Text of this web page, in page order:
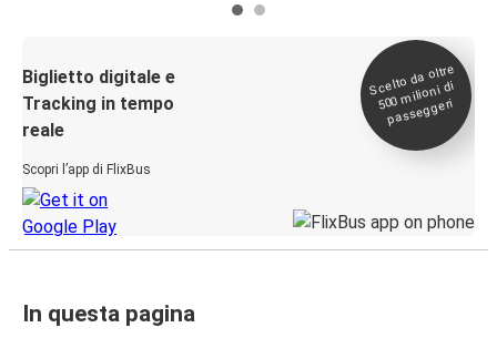
Biglietto digitale e
Tracking in tempo
reale
Scopri l’app di FlixBus
Scelto da oltre
500
milioni di
passeggeri
In questa pagina